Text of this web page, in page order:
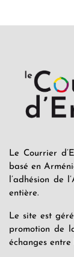
Le Courrier
basé en
l’adhésion de
entière.
Le site est
promotion de
échanges